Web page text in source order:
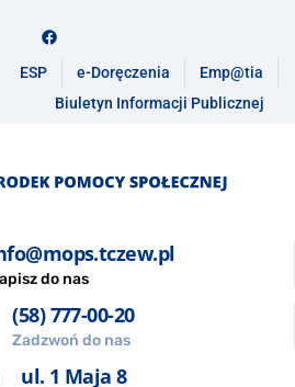
ESP e-Doręczenia
Emp@tia
Biuletyn Informacji Publicznej
do nas
(58) 777-00-20
Zadzwoń do nas
ul. 1 Maja 8